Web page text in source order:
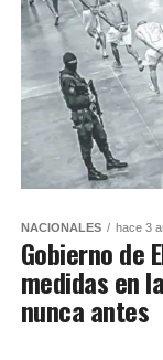
NACIONALES hace 3
Gobierno de
medidas en
nunca antes